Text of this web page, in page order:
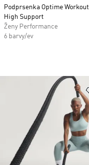
Podprsenka Optime Workout
High Support
Ženy Performance
6 barvy/ev